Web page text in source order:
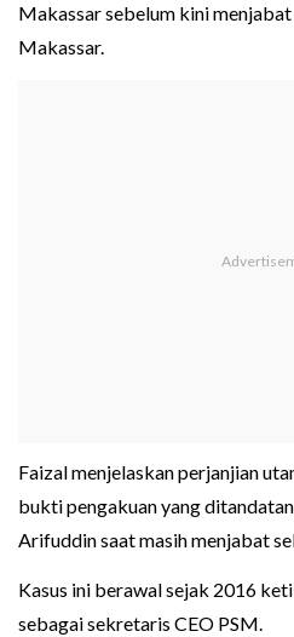
Makassar sebelum kini
Makassar.
Faizal menjelaskan perjanjian
bukti pengakuan yang
Arifuddin saat masih menjabat
Kasus ini berawal sejak 2016
sebagai sekretaris CEO PSM.